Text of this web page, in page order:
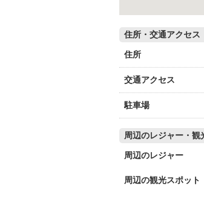
住所・交通アクセス
住所
交通アクセス
駐車場
周辺のレジャー・観
周辺のレジャー
周辺の観光スポット